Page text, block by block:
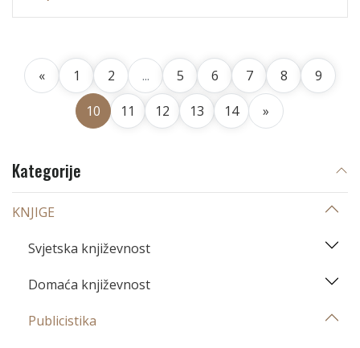
« 1 2 ... 5 6 7 8
9
10
11 12 13 14 »
Kategorije
KNJIGE
Svjetska književnost
Domaća književnost
Publicistika